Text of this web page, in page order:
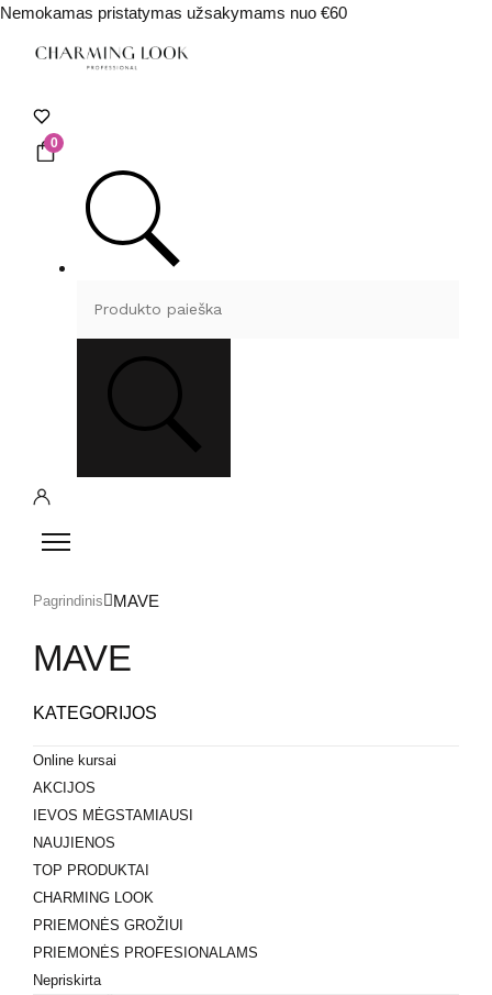
Nemokamas pristatymas užsakymams nuo €60
0
Pagrindinis MAVE
MAVE
KATEGORIJOS
Online kursai
AKCIJOS
IEVOS MĖGSTAMIAUSI
NAUJIENOS
TOP PRODUKTAI
CHARMING LOOK
PRIEMONĖS GROŽIUI
PRIEMONĖS PROFESIONALAMS
Nepriskirta